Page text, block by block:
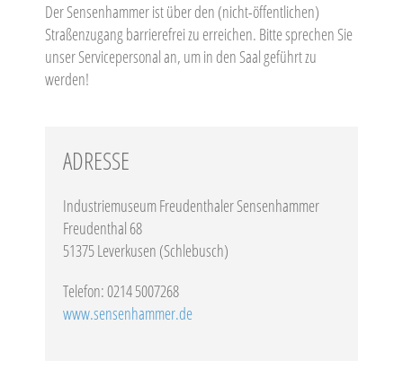
Der Sensenhammer ist über den (nicht-öffentlichen)
Straßenzugang barrierefrei zu erreichen. Bitte sprechen Sie
unser Servicepersonal an, um in den Saal geführt zu
werden!
ADRESSE
Industriemuseum Freudenthaler Sensenhammer
Freudenthal 68
51375 Leverkusen (Schlebusch)
Telefon: 0214 5007268
www.sensenhammer.de